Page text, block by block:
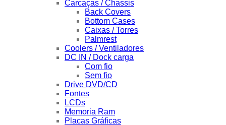
Carcaças / Chassis
Back Covers
Bottom Cases
Caixas / Torres
Palmrest
Coolers / Ventiladores
DC IN / Dock carga
Com fio
Sem fio
Drive DVD/CD
Fontes
LCDs
Memoria Ram
Placas Gráficas